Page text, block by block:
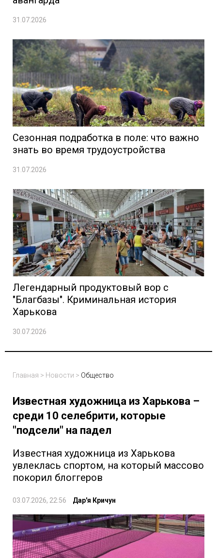
31.07.2026
Сезонная подработка в поле: что важно
знать во время трудоустройства
31.07.2026
Легендарный продуктовый вор с
"Благбазы". Криминальная история
Харькова
30.07.2026
Главная > Новости > Общество
Известная художница из Харькова –
среди 10 селебрити, которые
"подсели" на падел
Известная художница из Харькова
увлеклась спортом, на который массово
покорил блоггеров
03.07.2026, 22:56 Дар'я Кричун